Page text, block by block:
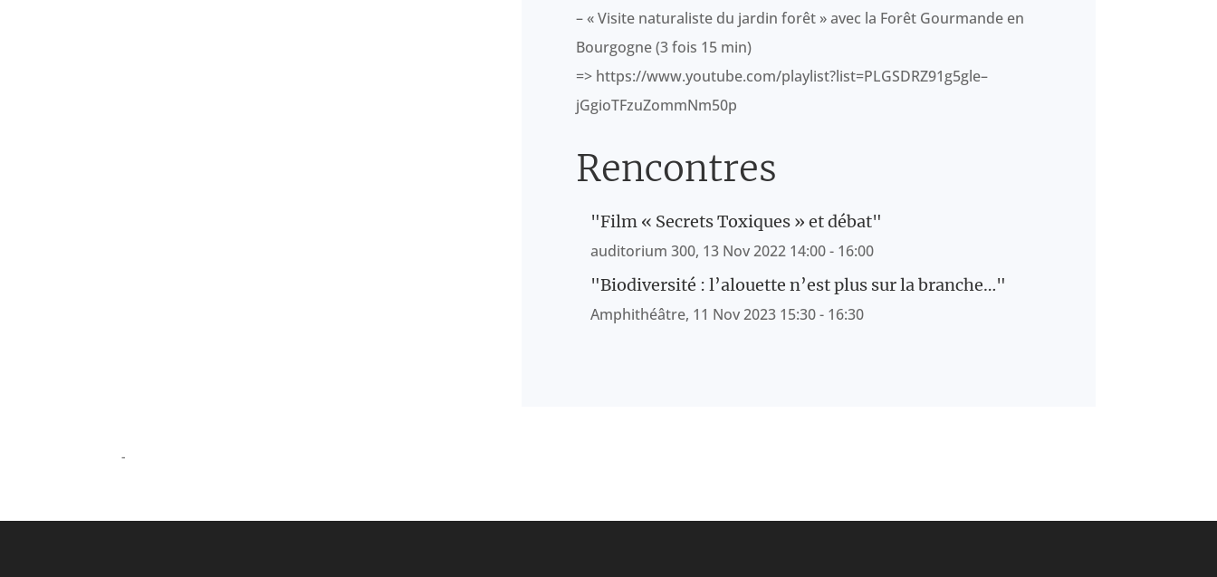
– « Visite naturaliste du jardin forêt » avec la Forêt Gourmande en
Bourgogne (3 fois 15 min)
=> https://www.youtube.com/playlist?list=PLGSDRZ91g5gle–
jGgioTFzuZommNm50p
Rencontres
"Film « Secrets Toxiques » et débat"
auditorium 300, 13 Nov 2022 14:00 - 16:00
"Biodiversité : l’alouette n’est plus sur la branche…"
Amphithéâtre, 11 Nov 2023 15:30 - 16:30